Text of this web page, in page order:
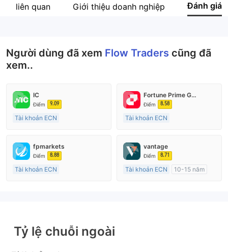
Tên công ty
ty liên quan Giới thiệu doanh nghiệp Đánh giá
Người dùng đã xem Flow Traders cũng đã
xem..
IC
Điểm 9.09
Tài khoản ECN
Đăng ký tại Nước Úc
MT4 Chính thức
Fortune Prime Global
Điểm 8.58
Tài khoản ECN
Đăng ký tại Nước Úc
MT4 Chính thức
fpmarkets
Điểm 8.88
Tài khoản ECN
vantage
Điểm 8.71
Tài khoản ECN
10-15 năm
Tỷ lệ chuỗi ngoài